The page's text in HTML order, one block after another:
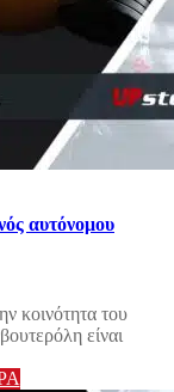
αυτόνομου
κοινότητα του
είναι